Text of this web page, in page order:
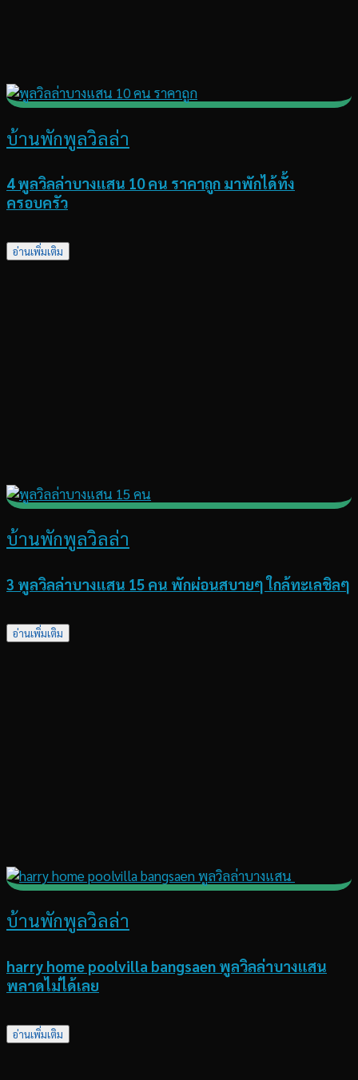
บ้านพักพูลวิลล่า
4 พูลวิลล่าบางแสน 10 คน ราคาถูก มาพักได้ทั้ง
ครอบครัว
อ่านเพิ่มเติม
บ้านพักพูลวิลล่า
3 พูลวิลล่าบางแสน 15 คน พักผ่อนสบายๆ ใกล้ทะเลชิลๆ
อ่านเพิ่มเติม
บ้านพักพูลวิลล่า
harry home poolvilla bangsaen พูลวิลล่าบางแสน
พลาดไม่ได้เลย
อ่านเพิ่มเติม